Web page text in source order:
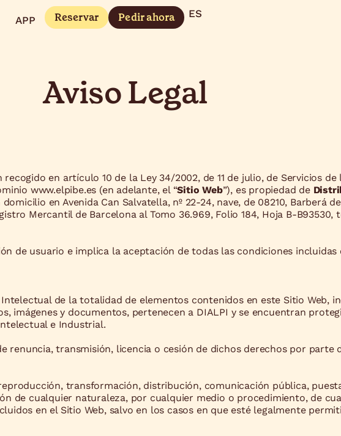
APP Reservar Pedir ahora ES
EN
Aviso Legal
en artículo 10 de la Ley 34/2002, de 11 de julio, de Servicios de
www.elpibe.es (en adelante, el “Sitio Web”), es propiedad de
en Avenida Can Salvatella, nº 22-24, nave, de 08210, Barberá
Mercantil de Barcelona al Tomo 36.969, Folio 184, Hoja B-B93530,
de usuario e implica la aceptación de todas las condiciones incluidas
de la totalidad de elementos contenidos en este Sitio Web,
imágenes y documentos, pertenecen a DIALPI y se encuentran
e Industrial.
renuncia, transmisión, licencia o cesión de dichos derechos por parte
transformación, distribución, comunicación pública,
de cualquier naturaleza, por cualquier medio o procedimiento, de
en el Sitio Web, salvo en los casos en que esté legalmente